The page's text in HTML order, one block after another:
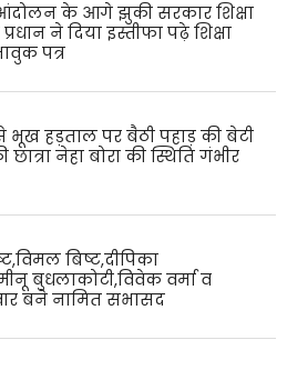
के आगे झुकी सरकार शिक्षा
प्रधान ने दिया इस्तीफा पढ़े शिक्षा
पत्र
भूख हड़ताल पर बैठी पहाड़ की बेटी
छात्रा नेहा बोरा की स्थिति गंभीर
बिष्ट,दीपिका
बुधलाकोटी,विवेक वर्मा व
बने नामित सभासद